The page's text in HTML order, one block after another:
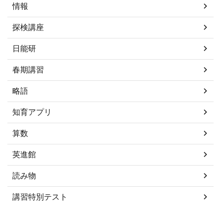
情報
探検講座
日能研
春期講習
略語
知育アプリ
算数
英進館
読み物
講習特別テスト